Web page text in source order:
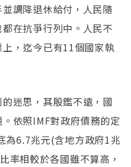
調降退休給付，人民隨
在抗爭行列中。人民不
，迄今已有11個國家執
迷思，其殷鑑不遠，國
依照IMF對政府債務的定
為6.7兆元(含地方政府1兆
率相較於各國雖不算高，